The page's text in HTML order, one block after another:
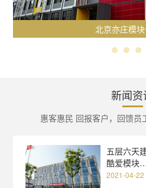
北京亦庄模
新闻资
惠客惠民 回报客户，回馈员
五层六天
酷爱模块
2021-04-22